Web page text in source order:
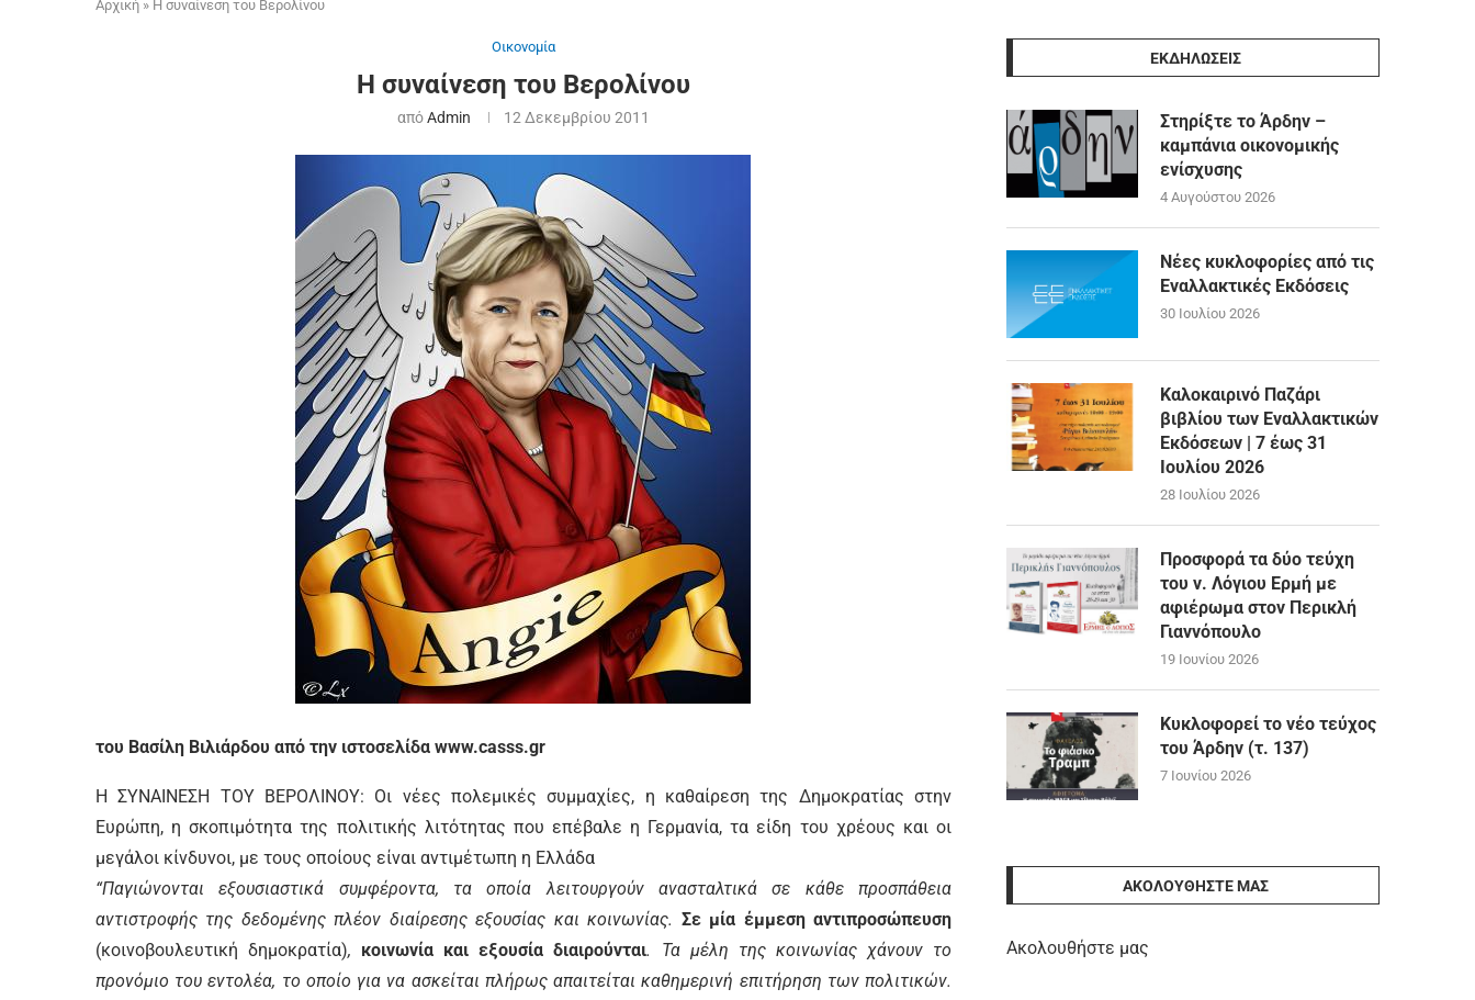
Αρχική » Η συναίνεση του Βερολίνου
Οικονομία
Η συναίνεση του Βερολίνου
απόAdmin 12 Δεκεμβρίου 2011
του Βασίλη Βιλιάρδου από την ιστοσελίδα www.casss.gr
Η ΣΥΝΑΙΝΕΣΗ ΤΟΥ ΒΕΡΟΛΙΝΟΥ: Οι νέες πολεμικές συμμαχίες, η καθαίρεση της Δημοκρατίας στην
Ευρώπη, η σκοπιμότητα της πολιτικής λιτότητας που επέβαλε η Γερμανία, τα είδη του χρέους και οι
μεγάλοι κίνδυνοι, με τους οποίους είναι αντιμέτωπη η Ελλάδα
“Παγιώνονται εξουσιαστικά συμφέροντα, τα οποία λειτουργούν ανασταλτικά σε κάθε προσπάθεια
αντιστροφής της δεδομένης πλέον διαίρεσης εξουσίας και κοινωνίας. Σε μία έμμεση αντιπροσώπευση
(κοινοβουλευτική δημοκρατία), κοινωνία και εξουσία διαιρούνται. Τα μέλη της κοινωνίας χάνουν το
προνόμιο του εντολέα, το οποίο για να ασκείται πλήρως απαιτείται καθημερινή επιτήρηση των πολιτικών.
ΕΚΔΗΛΩΣΕΙΣ
Στηρίξτε το Άρδην –
καμπάνια οικονομικής
ενίσχυσης
4 Αυγούστου 2026
Νέες κυκλοφορίες από τις
Εναλλακτικές Εκδόσεις
30 Ιουλίου 2026
Καλοκαιρινό Παζάρι
βιβλίου των Εναλλακτικών
Εκδόσεων | 7 έως 31
Ιουλίου 2026
28 Ιουλίου 2026
Προσφορά τα δύο τεύχη
του ν. Λόγιου Ερμή με
αφιέρωμα στον Περικλή
Γιαννόπουλο
19 Ιουνίου 2026
Κυκλοφορεί το νέο τεύχος
του Άρδην (τ. 137)
7 Ιουνίου 2026
ΑΚΟΛΟΥΘΉΣΤΕ ΜΑΣ
Ακολουθήστε μας